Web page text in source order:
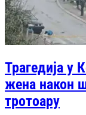
Трагедија у
жена након
тротоару